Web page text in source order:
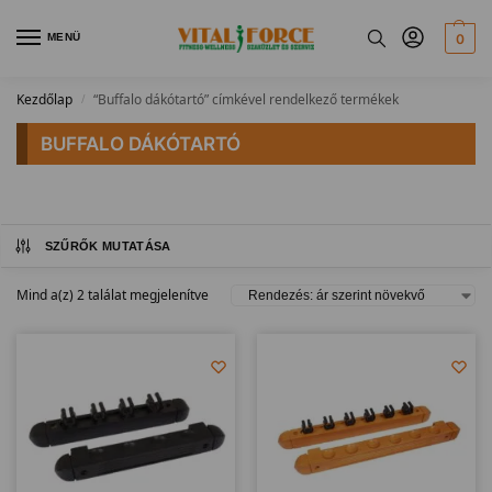
MENÜ 0
Kezdőlap / “Buffalo dákótartó” címkével rendelkező termékek
BUFFALO DÁKÓTARTÓ
SZŰRŐK MUTATÁSA
Mind a(z) 2 találat megjelenítve